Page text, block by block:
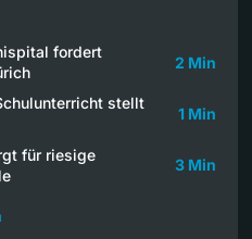
fordert
2 Min
stellt
1 Min
für riesige
3 Min